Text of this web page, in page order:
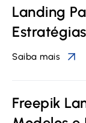
Landing
Saiba mais
Freepik